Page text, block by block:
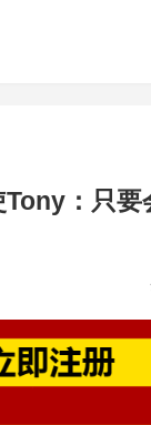
Tony：只